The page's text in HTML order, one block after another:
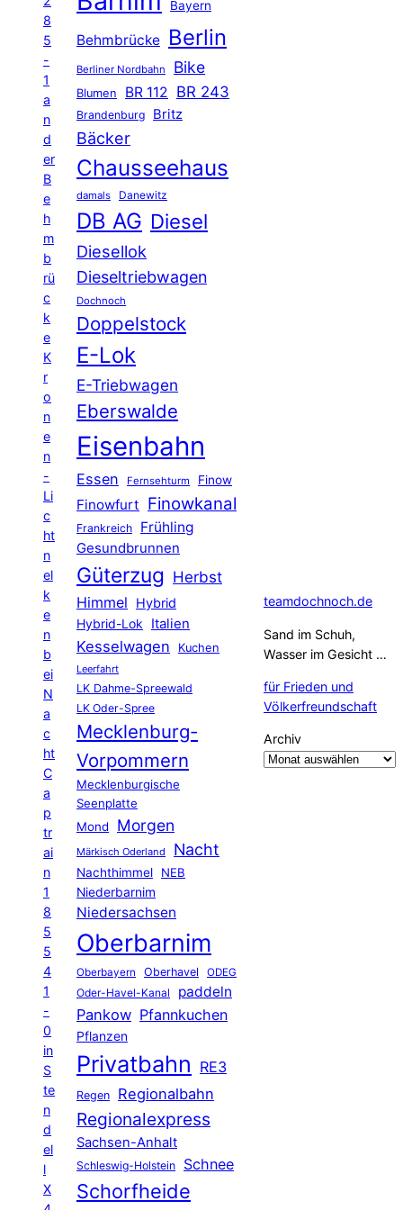
8
5
-
1
a
n
d
er
B
e
h
m
b
rü
c
k
e
K
r
o
n
e
n
-
Li
c
ht
n
el
k
e
n
b
ei
N
a
c
ht
C
a
p
tr
ai
n
1
8
5
5
4
1
-
0
in
S
te
n
d
el
l
X
Bayern
Behmbrücke Berlin
Berliner Nordbahn Bike
Blumen BR 112 BR 243
Brandenburg Britz
Bäcker
Chausseehaus
damals Danewitz
DB AG Diesel
Diesellok
Dieseltriebwagen
Dochnoch
Doppelstock
E-Lok
E-Triebwagen
Eberswalde
Eisenbahn
Essen Fernsehturm Finow
Finowfurt Finowkanal
Frankreich Frühling
Gesundbrunnen
Güterzug Herbst
Himmel
Hybrid
Hybrid-Lok Italien
Kesselwagen Kuchen
Leerfahrt
LK Dahme-Spreewald
LK Oder-Spree
Mecklenburg-
Vorpommern
Mecklenburgische
Seenplatte
Mond
Morgen
Märkisch Oderland Nacht
Nachthimmel
NEB
Niederbarnim
Niedersachsen
Oberbarnim
Oberbayern Oberhavel ODEG
Oder-Havel-Kanal paddeln
Pankow Pfannkuchen
Pflanzen
Privatbahn RE3
Regen Regionalbahn
Regionalexpress
Sachsen-Anhalt
Schleswig-Holstein Schnee
Schorfheide
teamdochnoch.de
Sand im Schuh,
Wasser im Gesicht …
für Frieden und
Völkerfreundschaft
Archiv